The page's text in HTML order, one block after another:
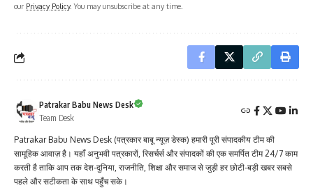
our Privacy Policy. You may unsubscribe at any time.
Patrakar Babu News Desk
Team Desk
Patrakar Babu News Desk (पत्रकार बाबू न्यूज़ डेस्क) हमारी पूरी संपादकीय टीम की
सामूहिक आवाज़ है। यहाँ अनुभवी पत्रकारों, रिसर्चर्स और संपादकों की एक समर्पित टीम 24/7 काम
करती है ताकि आप तक देश-दुनिया, राजनीति, शिक्षा और समाज से जुड़ी हर छोटी-बड़ी खबर सबसे
पहले और सटीकता के साथ पहुँच सके।